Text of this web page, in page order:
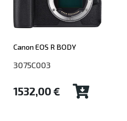
Canon EOS R BODY
3075C003
1532,00 €